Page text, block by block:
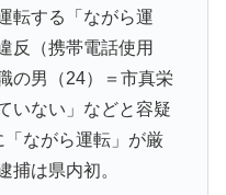
転する「ながら運
反（携帯電話使用
の男（24）＝市真栄
いない」などと容疑
ながら運転」が厳
捕は県内初。